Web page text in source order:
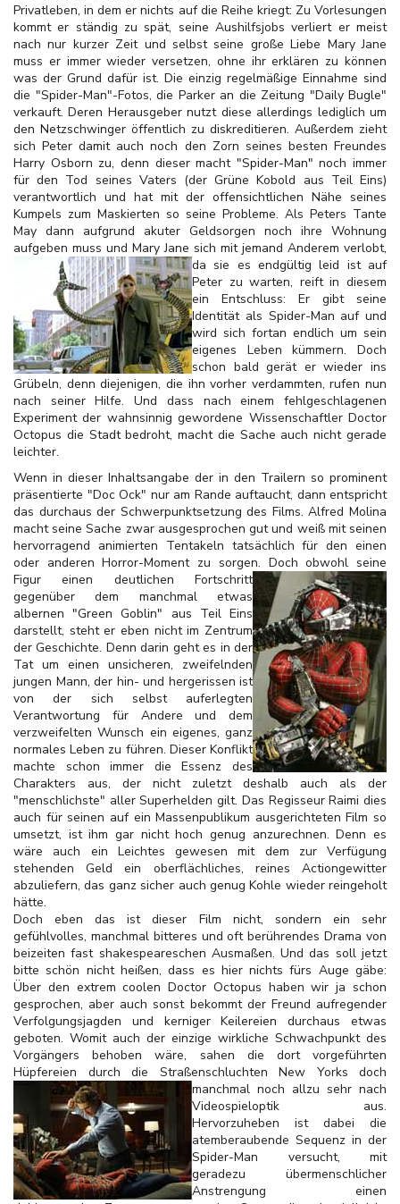
Privatleben, in dem er nichts auf die Reihe kriegt: Zu Vorlesungen
kommt er ständig zu spät, seine Aushilfsjobs verliert er meist
nach nur kurzer Zeit und selbst seine große Liebe Mary Jane
muss er immer wieder versetzen, ohne ihr erklären zu können
was der Grund dafür ist. Die einzig regelmäßige Einnahme sind
die "Spider-Man"-Fotos, die Parker an die Zeitung "Daily Bugle"
verkauft. Deren Herausgeber nutzt diese allerdings lediglich um
den Netzschwinger öffentlich zu diskreditieren. Außerdem zieht
sich Peter damit auch noch den Zorn seines besten Freundes
Harry Osborn zu, denn dieser macht "Spider-Man" noch immer
für den Tod seines Vaters (der Grüne Kobold aus Teil Eins)
verantwortlich und hat mit der offensichtlichen Nähe seines
Kumpels zum Maskierten so seine Probleme. Als Peters Tante
May dann aufgrund akuter Geldsorgen noch ihre Wohnung
aufgeben muss und Mary Jane sich mit jemand Anderem verlobt,
da sie es endgültig leid ist auf
Peter zu warten, reift in diesem
ein Entschluss: Er gibt seine
Identität als Spider-Man auf und
wird sich fortan endlich um sein
eigenes Leben kümmern. Doch
schon bald gerät er wieder ins
Grübeln, denn diejenigen, die ihn vorher verdammten, rufen nun
nach seiner Hilfe. Und dass nach einem fehlgeschlagenen
Experiment der wahnsinnig gewordene Wissenschaftler Doctor
Octopus die Stadt bedroht, macht die Sache auch nicht gerade
leichter.
Wenn in dieser Inhaltsangabe der in den Trailern so prominent
präsentierte "Doc Ock" nur am Rande auftaucht, dann entspricht
das durchaus der Schwerpunktsetzung des Films. Alfred Molina
macht seine Sache zwar ausgesprochen gut und weiß mit seinen
hervorragend animierten Tentakeln tatsächlich für den einen
oder anderen Horror-Moment zu sorgen. Doch obwohl seine
Figur einen deutlichen Fortschritt
gegenüber dem manchmal etwas
albernen "Green Goblin" aus Teil Eins
darstellt, steht er eben nicht im Zentrum
der Geschichte. Denn darin geht es in der
Tat um einen unsicheren, zweifelnden
jungen Mann, der hin- und hergerissen ist
von der sich selbst auferlegten
Verantwortung für Andere und dem
verzweifelten Wunsch ein eigenes, ganz
normales Leben zu führen. Dieser Konflikt
machte schon immer die Essenz des
Charakters aus, der nicht zuletzt deshalb auch als der
"menschlichste" aller Superhelden gilt. Das Regisseur Raimi dies
auch für seinen auf ein Massenpublikum ausgerichteten Film so
umsetzt, ist ihm gar nicht hoch genug anzurechnen. Denn es
wäre auch ein Leichtes gewesen mit dem zur Verfügung
stehenden Geld ein oberflächliches, reines Actiongewitter
abzuliefern, das ganz sicher auch genug Kohle wieder reingeholt
hätte.
Doch eben das ist dieser Film nicht, sondern ein sehr
gefühlvolles, manchmal bitteres und oft berührendes Drama von
beizeiten fast shakespeareschen Ausmaßen. Und das soll jetzt
bitte schön nicht heißen, dass es hier nichts fürs Auge gäbe:
Über den extrem coolen Doctor Octopus haben wir ja schon
gesprochen, aber auch sonst bekommt der Freund aufregender
Verfolgungsjagden und kerniger Keilereien durchaus etwas
geboten. Womit auch der einzige wirkliche Schwachpunkt des
Vorgängers behoben wäre, sahen die dort vorgeführten
Hüpfereien durch die Straßenschluchten New Yorks doch
manchmal noch allzu sehr nach
Videospieloptik aus.
Hervorzuheben ist dabei die
atemberaubende Sequenz in der
Spider-Man versucht, mit
geradezu übermenschlicher
Anstrengung einen